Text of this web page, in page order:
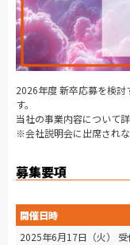
2026年度 新卒応募を検
す。
当社の事業内容について
※会社説明会に出席されな
募集要項
開催日時
2025年6月17日（火）